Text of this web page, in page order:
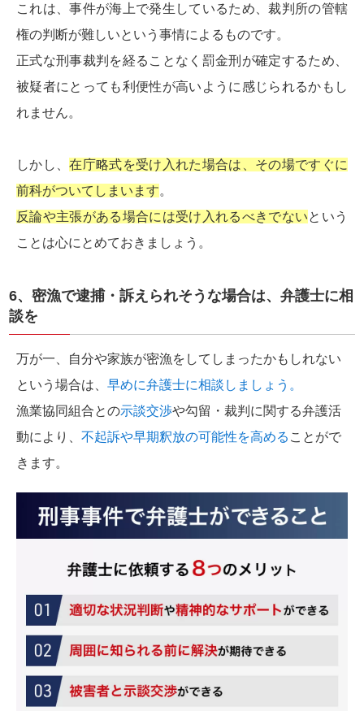
これは、事件が海上で発生しているため、裁判所の管轄
権の判断が難しいという事情によるものです。
正式な刑事裁判を経ることなく罰金刑が確定するため、
被疑者にとっても利便性が高いように感じられるかもし
れません。
しかし、在庁略式を受け入れた場合は、その場ですぐに
前科がついてしまいます。
反論や主張がある場合には受け入れるべきでないという
ことは心にとめておきましょう。
6、密漁で逮捕・訴えられそうな場合は、弁護士に相
談を
万が一、自分や家族が密漁をしてしまったかもしれない
という場合は、 早めに弁護士に相談しましょう。
漁業協同組合との示談交渉や勾留・裁判に関する弁護活
動により、 不起訴や早期釈放の可能性を高める ことがで
きます。